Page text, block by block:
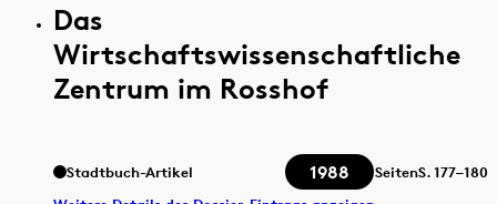
Das
Wirtschaftswissenschaftliche
Zentrum im Rosshof
Stadtbuch-Artikel 1988 SeitenS.177–180